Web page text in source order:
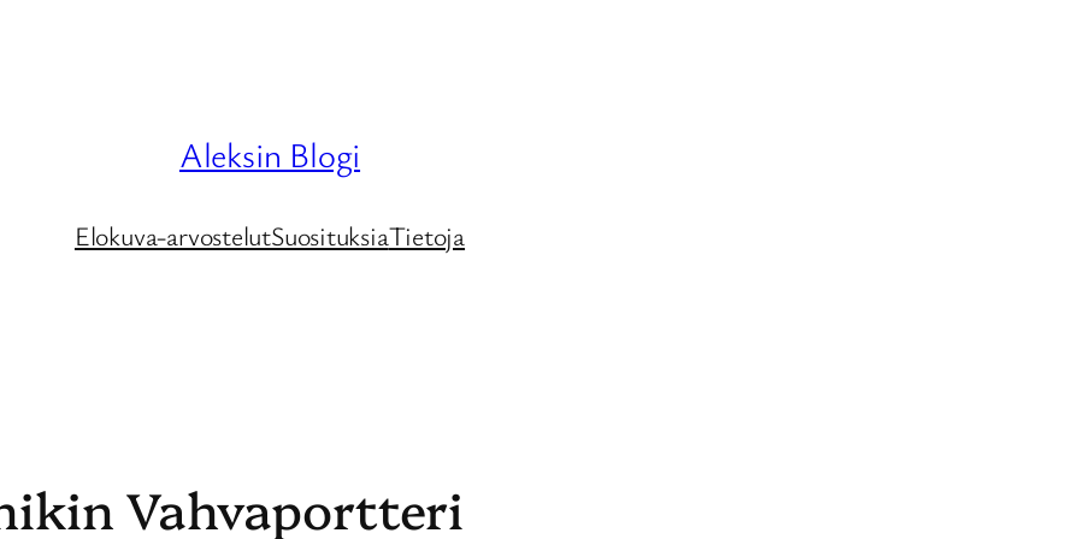
Aleksin Blogi
Elokuva-arvostelutSuosituksiaTietoja
Vahvaportteri